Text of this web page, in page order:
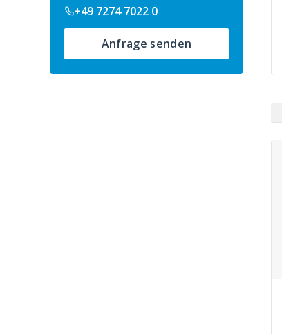
+49 7274 7022 0
Anfrage senden